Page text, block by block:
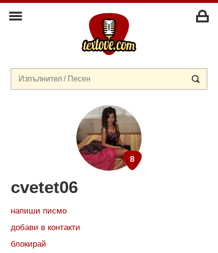
cvetet06
напиши писмо
добави в контакти
блокирай